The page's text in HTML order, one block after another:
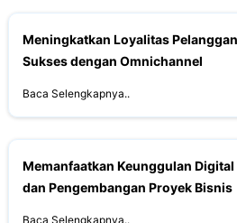
Meningkatkan Loyalitas
Sukses dengan Omnichannel
Baca Selengkapnya..
Memanfaatkan Keunggulan
dan Pengembangan Proyek Bisnis
Baca Selengkapnya..